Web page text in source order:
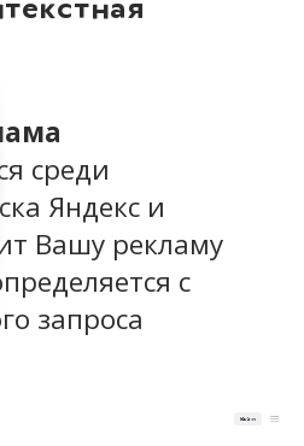
среди
Яндекс и
Вашу рекламу
с
запроса